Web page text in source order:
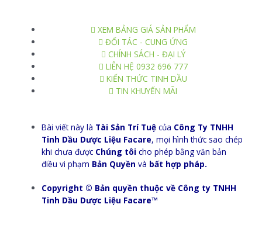
XEM BẢNG GIÁ SẢN PHẨM
ĐỐI TÁC - CUNG ỨNG
CHÍNH SÁCH - ĐẠI LÝ
LIÊN HỆ 0932 696 777
KIẾN THỨC TINH DẦU
TIN KHUYẾN MÃI
Bài viết này là Tài Sản Trí Tuệ của Công Ty TNHH
Tinh Dầu Dược Liệu Facare, mọi hình thức sao chép
khi chưa được Chúng tôi cho phép bằng văn bản
điều vi phạm Bản Quyền và bất hợp pháp.
Copyright © Bản quyền thuộc về Công ty TNHH
Tinh Dầu Dược Liệu Facare™